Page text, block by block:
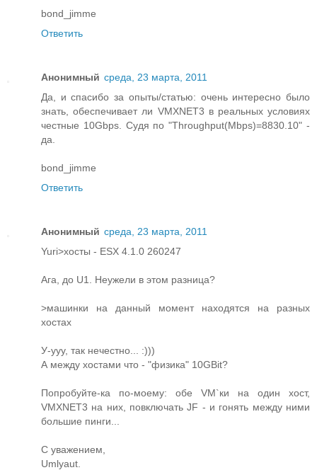
bond_jimme
Ответить
Анонимный среда, 23 марта, 2011
Да, и спасибо за опыты/статью: очень интересно было
знать, обеспечивает ли VMXNET3 в реальных условиях
честные 10Gbps. Cудя по "Throughput(Mbps)=8830.10" -
да.
bond_jimme
Ответить
Анонимный среда, 23 марта, 2011
Yuri>хосты - ESX 4.1.0 260247
Ага, до U1. Неужели в этом разница?
>машинки на данный момент находятся на разных
хостах
У-ууу, так нечестно... :)))
А между хостами что - "физика" 10GBit?
Попробуйте-ка по-моему: обе VM`ки на один хост,
VMXNET3 на них, повключать JF - и гонять между ними
большие пинги...
С уважением,
Umlyaut.